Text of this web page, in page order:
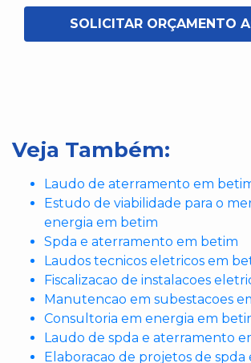
SOLICITAR ORÇAMENTO
Veja Também:
Laudo de aterramento em
Estudo de viabilidade para o
energia em betim
Spda e aterramento em betim
Laudos tecnicos eletricos em
Fiscalizacao de instalacoes
Manutencao em subestacoes
Consultoria em energia em
Laudo de spda e aterramento
Elaboracao de projetos de